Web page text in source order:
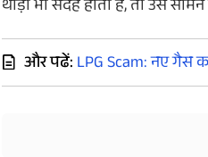
थोड़ा भी संदेह होता है, तो उसे
और पढें: LPG Scam: नए गैस